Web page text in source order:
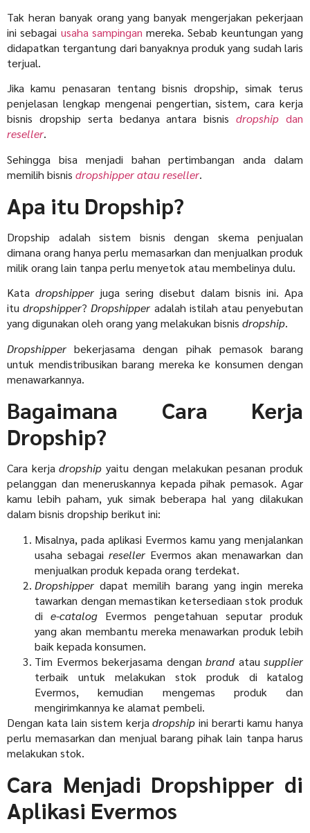
Tak heran banyak orang yang banyak mengerjakan pekerjaan
ini sebagai usaha sampingan mereka. Sebab keuntungan yang
didapatkan tergantung dari banyaknya produk yang sudah laris
terjual.
Jika kamu penasaran tentang bisnis dropship, simak terus
penjelasan lengkap mengenai pengertian, sistem, cara kerja
bisnis dropship serta bedanya antara bisnisdropship dan
reseller.
Sehingga bisa menjadi bahan pertimbangan anda dalam
memilih bisnis dropshipper atau reseller.
Apa itu Dropship?
Dropship adalah sistem bisnis dengan skema penjualan
dimana orang hanya perlu memasarkan dan menjualkan produk
milik orang lain tanpa perlu menyetok atau membelinya dulu.
Kata dropshipper juga sering disebut dalam bisnis ini. Apa
itudropshipper?Dropshipper adalah istilah atau penyebutan
yang digunakan oleh orang yang melakukan bisnis dropship.
Dropshipperbekerjasama dengan pihak pemasok barang
untuk mendistribusikan barang mereka ke konsumen dengan
menawarkannya.
Bagaimana Cara Kerja
Dropship?
Cara kerjadropship yaitu dengan melakukan pesanan produk
pelanggan dan meneruskannya kepada pihak pemasok. Agar
kamu lebih paham, yuk simak beberapa hal yang dilakukan
dalam bisnis dropship berikut ini:
Misalnya, pada aplikasi Evermos kamu yang menjalankan
usaha sebagai resellerEvermos akan menawarkan dan
menjualkan produk kepada orang terdekat.
Dropshipper dapat memilih barang yang ingin mereka
tawarkan dengan memastikan ketersediaan stok produk
di e-catalog Evermos pengetahuan seputar produk
yang akan membantu mereka menawarkan produk lebih
baik kepada konsumen.
Tim Evermos bekerjasama dengan brand atau supplier
terbaik untuk melakukan stok produk di katalog
Evermos, kemudian mengemas produk dan
mengirimkannya ke alamat pembeli.
Dengan kata lain sistem kerjadropship ini berarti kamu hanya
perlu memasarkan dan menjual barang pihak lain tanpa harus
melakukan stok.
Cara Menjadi Dropshipper di
Aplikasi Evermos